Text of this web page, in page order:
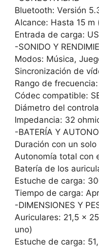
Bluetooth: Versión
Alcance: Hasta 15 m
Entrada de carga:
-SONIDO Y
Modos: Música,
Sincronización de
Rango de
Códec compatible:
Diámetro del
Impedancia: 32
-BATERÍA Y
Duración con un
Autonomía total con
Batería de los
Estuche de carga:
Tiempo de carga:
-DIMENSIONES Y
Auriculares: 21,5 x
uno)
Estuche de carga: